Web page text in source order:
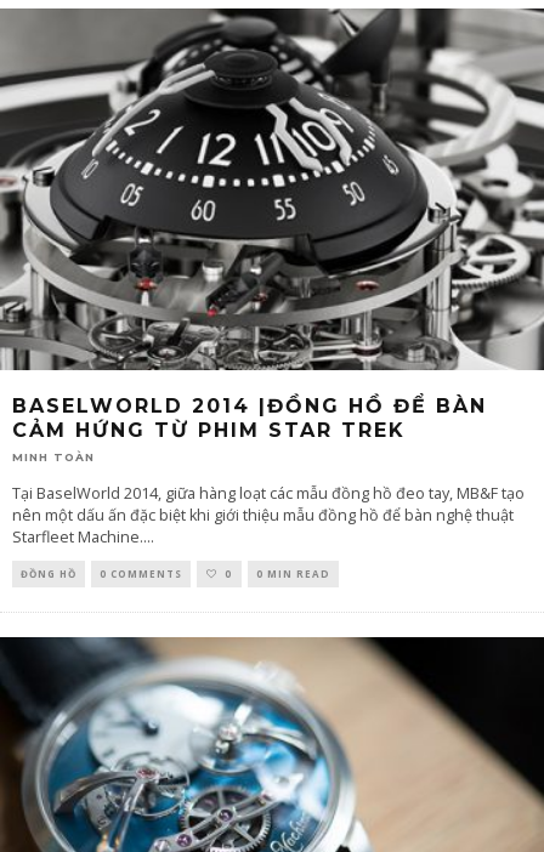
BASELWORLD 2014 |ĐỒNG HỒ ĐỂ BÀN
CẢM HỨNG TỪ PHIM STAR TREK
MINH TOÀN
Tại BaselWorld 2014, giữa hàng loạt các mẫu đồng hồ đeo tay, MB&F tạo
nên một dấu ấn đặc biệt khi giới thiệu mẫu đồng hồ để bàn nghệ thuật
Starfleet Machine....
ĐỒNG HỒ 0 COMMENTS 0 0 MIN READ